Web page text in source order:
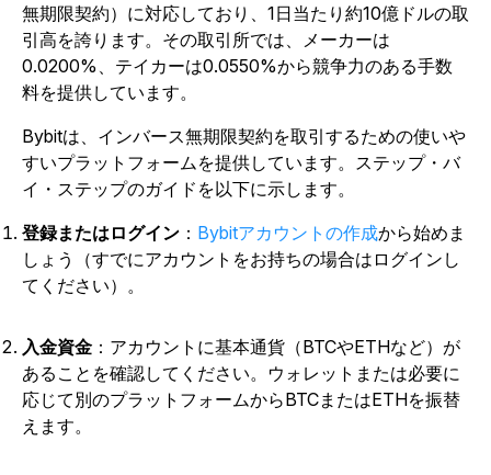
無期限契約）に対応しており、1日当たり約10億ドルの取
引高を誇ります。その取引所では、メーカーは
0.0200%、テイカーは0.0550%から競争力のある手数
料を提供しています。
Bybitは、インバース無期限契約を取引するための使いや
すいプラットフォームを提供しています。ステップ・バ
イ・ステップのガイドを以下に示します。
登録またはログイン ： Bybitアカウントの作成から始めま
しょう（すでにアカウントをお持ちの場合はログインし
てください）。
入金資金 ：アカウントに基本通貨（BTCやETHなど）が
あることを確認してください。ウォレットまたは必要に
応じて別のプラットフォームからBTCまたはETHを振替
えます。